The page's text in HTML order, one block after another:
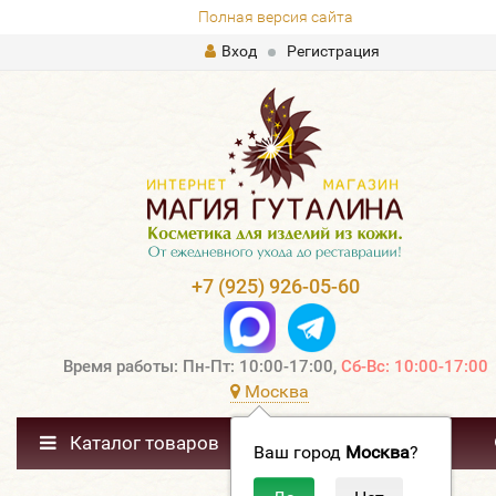
Полная версия сайта
Вход
Регистрация
+7 (925) 926-05-60
Время работы: Пн-Пт: 10:00-17:00, Сб-Вс: 10:00-17:00
Москва
Ваш город Москва?
Каталог товаров